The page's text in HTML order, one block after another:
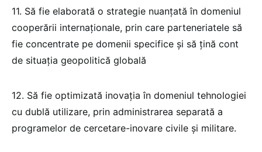
11. Să fie elaborată o strategie nuanțată în domeniul
cooperării internaționale, prin care parteneriatele să
fie concentrate pe domenii specifice și să țină cont
de situația geopolitică globală
12. Să fie optimizată inovația în domeniul tehnologiei
cu dublă utilizare, prin administrarea separată a
programelor de cercetare-inovare civile și militare.